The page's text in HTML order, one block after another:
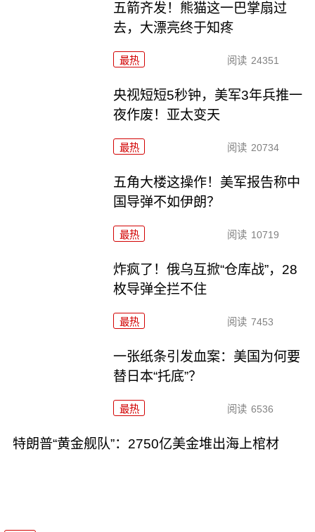
五箭齐发！熊猫这一巴掌扇过
去，大漂亮终于知疼
最热 阅读 24351
央视短短5秒钟，美军3年兵推一
夜作废！亚太变天
最热 阅读 20734
五角大楼这操作！美军报告称中
国导弹不如伊朗？
最热 阅读 10719
炸疯了！俄乌互掀“仓库战”，28
枚导弹全拦不住
最热 阅读 7453
一张纸条引发血案：美国为何要
替日本“托底”？
最热 阅读 6536
特朗普“黄金舰队”：2750亿美金堆出海上棺材